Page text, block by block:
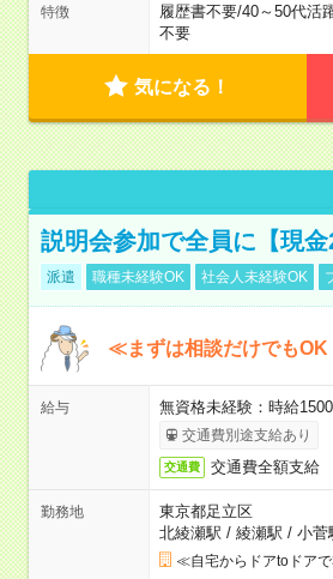
特徴 履歴書不要/40～50代活
不要
気になる！
説明会参加で全員に【現
派遣 職種未経験OK 社会人未経験OK
≪まずは相談だけでもOK
給与 無資格未経験：時給
交通費別途支給あり
交通費 交通費全額支給
勤務地
東京都足立区
北綾瀬駅 / 綾瀬駅 / 小菅
≪自宅からドアtoドア